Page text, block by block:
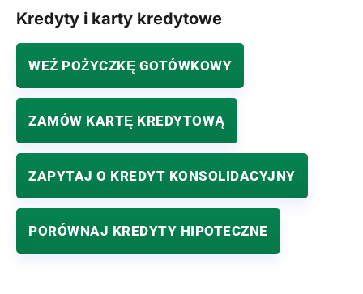
Kredyty i karty kredytowe
WEŹ POŻYCZKĘ GOTÓWKOWY
ZAMÓW KARTĘ KREDYTOWĄ
ZAPYTAJ O KREDYT KONSOLIDACYJNY
PORÓWNAJ KREDYTY HIPOTECZNE